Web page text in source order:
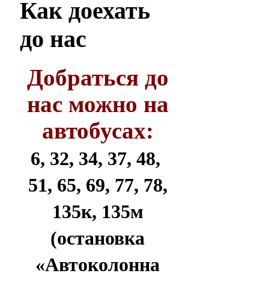
Как доехать
до нас
Добраться до
нас можно на
автобусах:
6, 32, 34, 37, 48,
51, 65, 69, 77, 78,
135к, 135м
(остановка
«Автоколонна